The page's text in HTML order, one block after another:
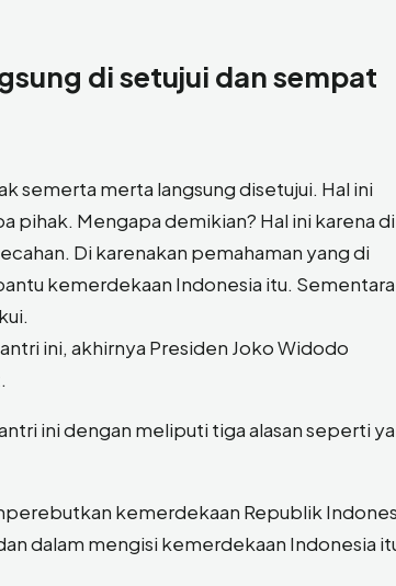
di setujui dan sempat
semerta merta langsung disetujui. Hal ini
Mengapa demikian? Hal ini karena di
Di karenakan pemahaman yang di
kemerdekaan Indonesia itu. Sementara
ini, akhirnya Presiden Joko Widodo
ini dengan meliputi tiga alasan seperti
kemerdekaan Republik
dalam mengisi kemerdekaan Indonesia